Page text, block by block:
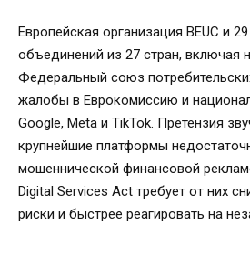
Европейская организация BEUC и
объединений из 27 стран, включая
Федеральный союз
жалобы в Еврокомиссию и
Google, Meta и TikTok. Претензия
крупнейшие платформы
мошеннической финансовой
Digital Services Act требует от них
риски и быстрее реагировать на